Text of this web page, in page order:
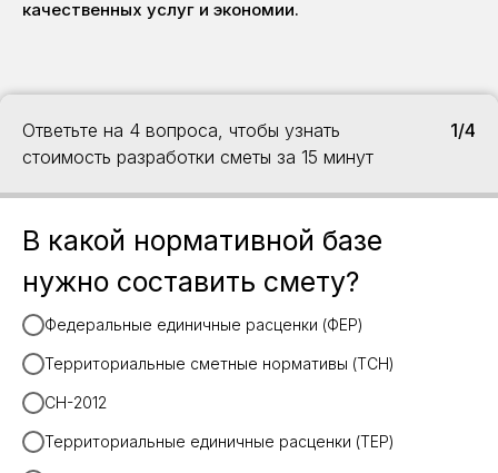
качественных услуг и экономии.
Ответьте на 4 вопроса, чтобы узнать
стоимость разработки сметы за 15 минут
1/4
В какой нормативной базе
нужно составить смету?
Федеральные единичные расценки (ФЕР)
Территориальные сметные нормативы (ТСН)
СН-2012
Территориальные единичные расценки (ТЕР)